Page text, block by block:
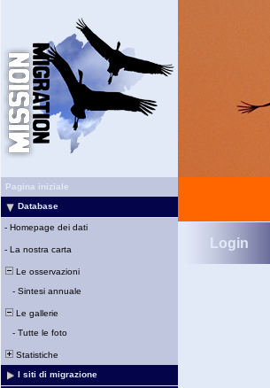
Pagina iniziale
Database
- Homepage dei dati
- La nostra carta
Le osservazioni
- Sintesi annuale
Le gallerie
- Tutte le foto
Statistiche
I siti di migrazione
Login